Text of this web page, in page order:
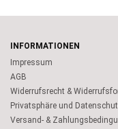
INFORMATIONEN
Impressum
AGB
Widerrufsrecht &
Privatsphäre und
Versand- &